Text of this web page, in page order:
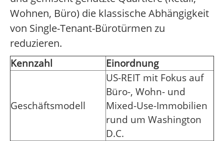
Wohnen, Büro) die klassische Abhängigkeit
von Single-Tenant-Bürotürmen zu
reduzieren.
Kennzahl Einordnung
Geschäftsmodell
US-REIT mit Fokus auf
Büro-, Wohn- und
Mixed-Use-Immobilien
rund um Washington
D.C.